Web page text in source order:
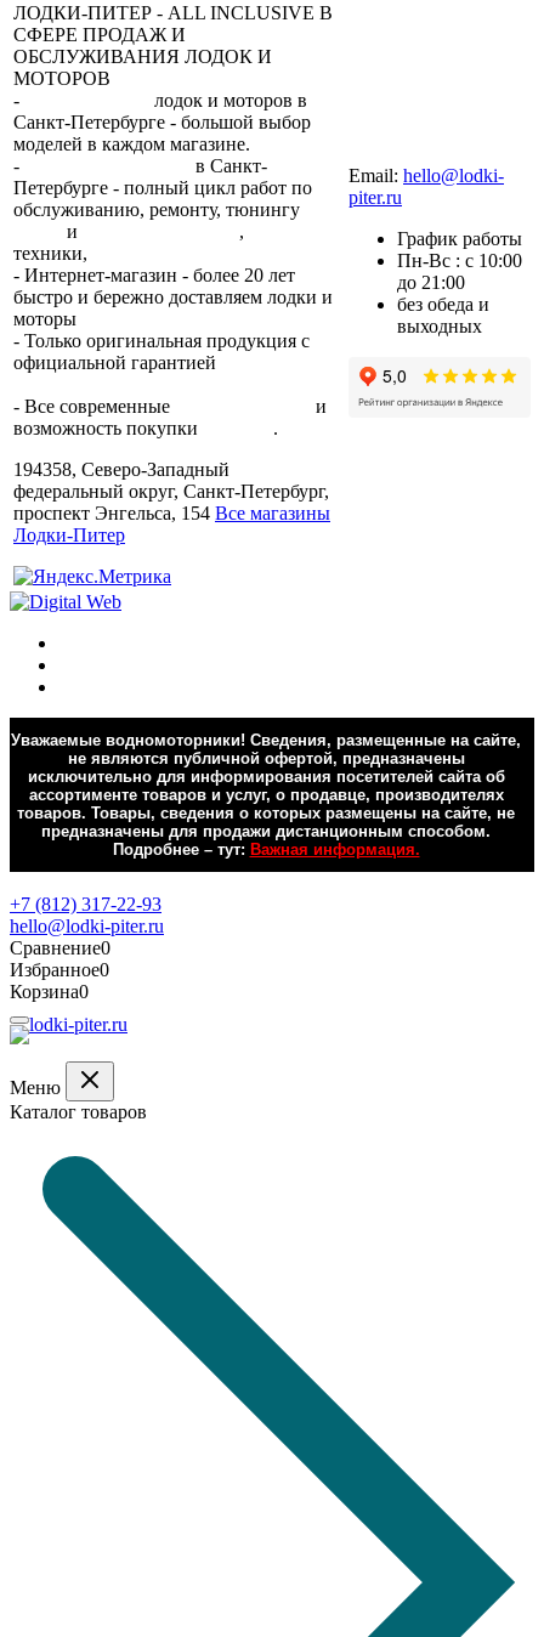
ЛОДКИ-ПИТЕР - ALL INCLUSIVE В
СФЕРЕ ПРОДАЖ И
ОБСЛУЖИВАНИЯ ЛОДОК И
МОТОРОВ
-
лодок и моторов в
Санкт-Петербурге - большой выбор
моделей в каждом магазине.
-
в Санкт-
Петербурге - полный цикл работ по
обслуживанию, ремонту, тюнингу
и ,
техники,
- Интернет-магазин - более 20 лет
быстро и бережно доставляем лодки и
моторы
- Только оригинальная продукция с
официальной гарантией
- Все современные
и
возможность покупки
.
194358, Северо-Западный
федеральный округ, Санкт-Петербург,
проспект Энгельса, 154 Все магазины
Лодки-Питер
Email: hello@lodki-
piter.ru
График работы
Пн-Вс : с 10:00
до 21:00
без обеда и
выходных
Уважаемые водномоторники! Сведения, размещенные на сайте,
не являются публичной офертой, предназначены
исключительно для информирования посетителей сайта об
ассортименте товаров и услуг, о продавце, производителях
товаров. Товары, сведения о которых размещены на сайте, не
предназначены для продажи дистанционным способом.
Подробнее – тут: Важная информация.
+7 (812) 317-22-93
hello@lodki-piter.ru
Сравнение0
Избранное0
Корзина0
Меню
Каталог товаров